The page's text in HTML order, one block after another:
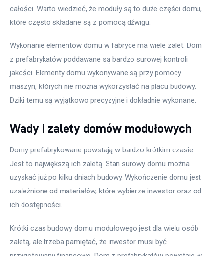
całości. Warto wiedzieć, że moduły są to duże części domu,
które często składane są z pomocą dźwigu.
Wykonanie elementów domu w fabryce ma wiele zalet. Dom
z prefabrykatów poddawane są bardzo surowej kontroli
jakości. Elementy domu wykonywane są przy pomocy
maszyn, których nie można wykorzystać na placu budowy.
Dziki temu są wyjątkowo precyzyjne i dokładnie wykonane.
Wady i zalety domów modułowych
Domy prefabrykowane powstają w bardzo krótkim czasie.
Jest to największą ich zaletą. Stan surowy domu można
uzyskać już po kilku dniach budowy. Wykończenie domu jest
uzależnione od materiałów, które wybierze inwestor oraz od
ich dostępności.
Krótki czas budowy domu modułowego jest dla wielu osób
zaletą, ale trzeba pamiętać, że inwestor musi być